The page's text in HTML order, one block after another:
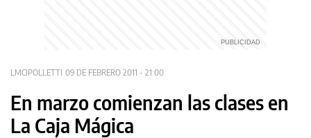
LMCIPOLLETTI 09 DE FEBRERO 2011 - 21:00
En marzo comienzan las clases en
La Caja Mágica